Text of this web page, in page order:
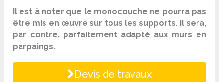
Il est à noter que le monocouche ne pourra pas
être mis en œuvre sur tous les supports. Il sera,
par contre, parfaitement adapté aux murs en
parpaings.
Devis de travaux